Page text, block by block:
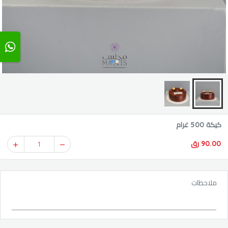
كيكة 500 غرام
90.00 رق 1
ملاحظات